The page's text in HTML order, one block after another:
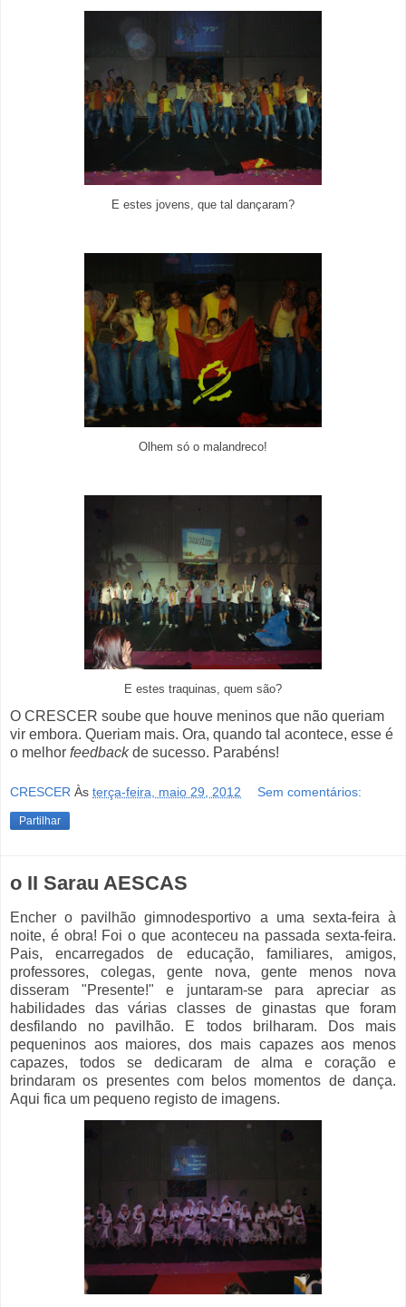
E estes jovens, que tal dançaram?
Olhem só o malandreco!
E estes traquinas, quem são?
O CRESCER soube que houve meninos que não queriam
vir embora. Queriam mais. Ora, quando tal acontece, esse é
o melhor feedbackde sucesso. Parabéns!
CRESCER Às terça-feira, maio 29, 2012 Sem comentários:
Partilhar
o II Sarau AESCAS
Encher o pavilhão gimnodesportivo a uma sexta-feira à
noite, é obra! Foi o que aconteceu na passada sexta-feira.
Pais, encarregados de educação, familiares, amigos,
professores, colegas, gente nova, gente menos nova
disseram "Presente!" e juntaram-se para apreciar as
habilidades das várias classes de ginastas que foram
desfilando no pavilhão. E todos brilharam. Dos mais
pequeninos aos maiores, dos mais capazes aos menos
capazes, todos se dedicaram de alma e coração e
brindaram os presentes com belos momentos de dança.
Aqui fica um pequeno registo de imagens.